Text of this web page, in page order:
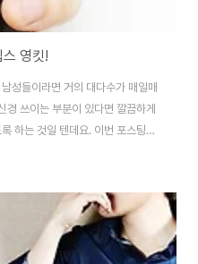
영킷!
성들이라면 거의 대다수가 매일매
경 쓰이는 부분이 있다면 깔끔하게
하는 것일 텐데요. 이번 포스팅에
등 남성들의 피부 고민을 반영한
고 있습니다. 필립스 영킷은 면도
깨끗하게 제거할 수 있는 페이셜
두개의 헤드를 교체해 상황에 따
니다. 면도기 헤드를 통해 깔끔한